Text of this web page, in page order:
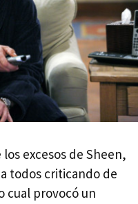
excesos de Sheen,
todos criticando de
cual provocó un